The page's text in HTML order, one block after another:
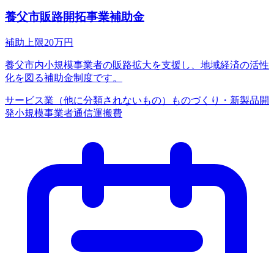
養父市販路開拓事業補助金
補助上限20万円
養父市内小規模事業者の販路拡大を支援し、地域経済の活性
化を図る補助金制度です。
サービス業（他に分類されないもの）
ものづくり・新製品開
発小規模事業者通信運搬費